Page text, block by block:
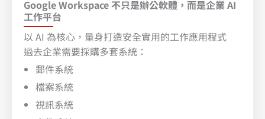
Google Workspace 不只是辦公軟體，而是企業 AI
工作平台
以 AI 為核心，量身打造安全實用的工作應用程式
過去企業需要採購多套系統：
郵件系統
檔案系統
視訊系統